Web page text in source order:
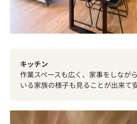
キッチン
作業スペースも広く、家事をしなが
いる家族の様子も見ることが出来て